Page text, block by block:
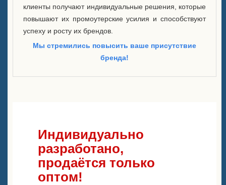
клиенты получают индивидуальные решения, которые
повышают их промоутерские усилия и способствуют
успеху и росту их брендов.
Мы стремились повысить ваше присутствие
бренда!
Индивидуально
разработано,
продаётся только
оптом!